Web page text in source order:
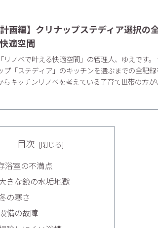
計画編】クリナップステディア選択の
適空間
リノベで叶える快適空間」の管理人、ゆえです。
プ「ステディア」のキッチンを選ぶまでの全記録
らキッチンリノベを考えている子育て世帯の方
目次
浴室の不満点
きな鏡の水垢地獄
の寒さ
備の故障